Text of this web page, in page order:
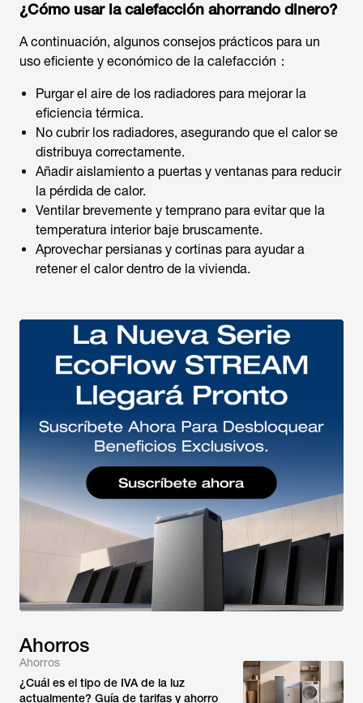
¿Cómo usar la calefacción ahorrando dinero?
A continuación, algunos consejos prácticos para un
uso eficiente y económico de la calefacción：
Purgar el aire de los radiadores para mejorar la
eficiencia térmica.
No cubrir los radiadores, asegurando que el calor se
distribuya correctamente.
Añadir aislamiento a puertas y ventanas para reducir
la pérdida de calor.
Ventilar brevemente y temprano para evitar que la
temperatura interior baje bruscamente.
Aprovechar persianas y cortinas para ayudar a
retener el calor dentro de la vivienda.
Ahorros
Ahorros
¿Cuál es el tipo de IVA de la luz
actualmente? Guía de tarifas y ahorro